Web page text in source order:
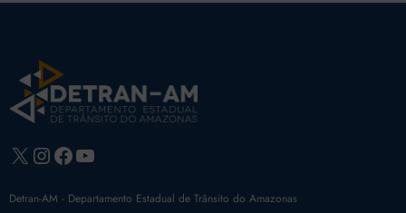
X Instagram
Facebook
Youtube
Detran-AM - Departamento Estadual de Trânsito do Amazonas